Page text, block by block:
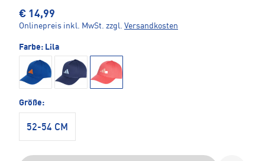
€ 14,99
Onlinepreis inkl. MwSt. zzgl. Versandkosten
Farbe: Lila
Größe:
52-54 CM